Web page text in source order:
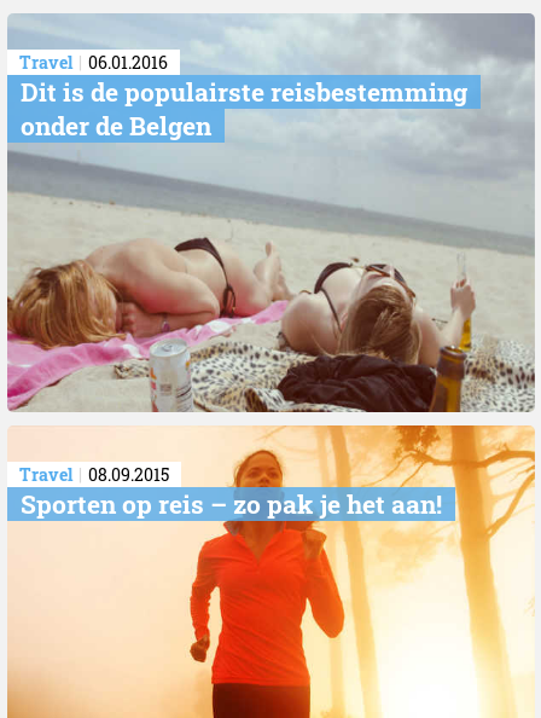
Travel 06.01.2016
Dit is de populairste reisbestemming
onder de Belgen
Travel 08.09.2015
Sporten op reis – zo pak je het aan!